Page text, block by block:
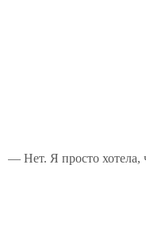
— Нет. Я просто хотела,